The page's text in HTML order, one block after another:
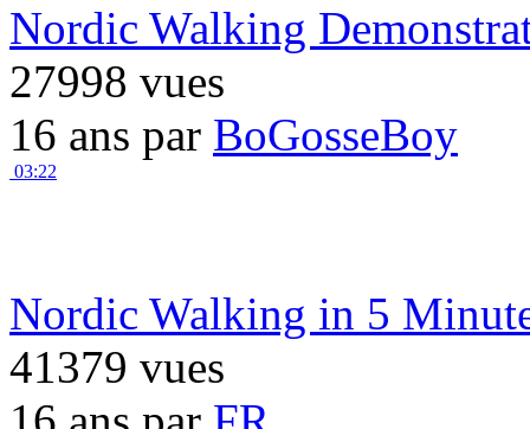
Nordic Walking
27998 vues
16 ans par BoGosseBoy
03:22
Nordic Walking in 5
41379 vues